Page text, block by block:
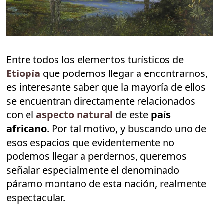
Entre todos los elementos turísticos de
Etiopía que podemos llegar a encontrarnos,
es interesante saber que la mayoría de ellos
se encuentran directamente relacionados
con elaspecto natural de este país
africano. Por tal motivo, y buscando uno de
esos espacios que evidentemente no
podemos llegar a perdernos, queremos
señalar especialmente el denominado
páramo montano de esta nación, realmente
espectacular.